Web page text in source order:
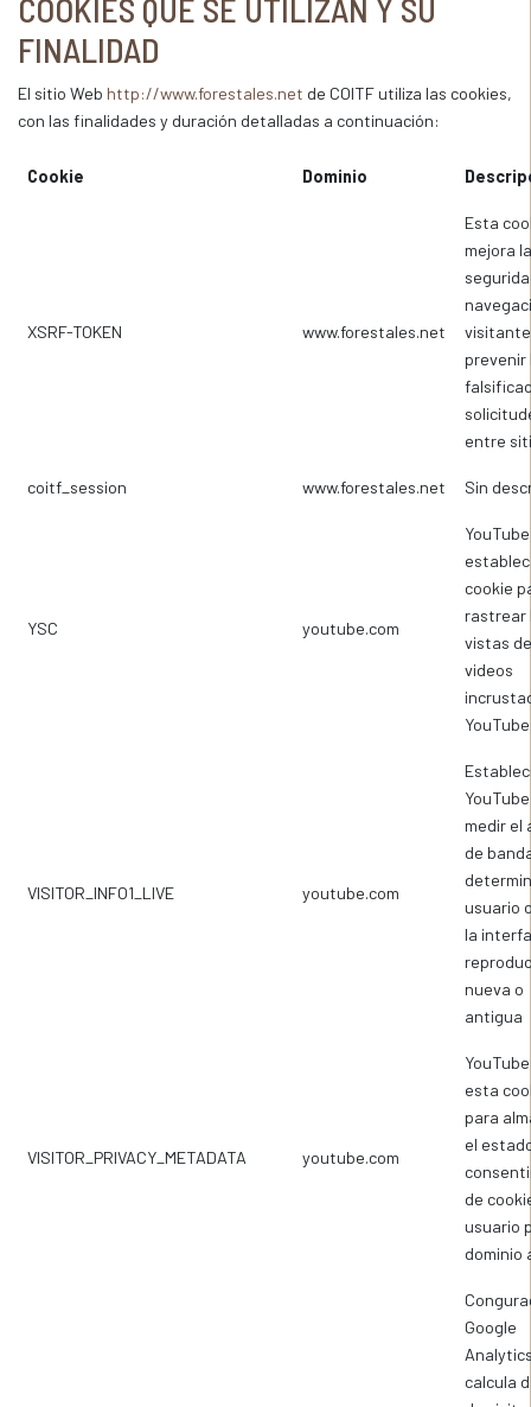
COOKIES QUE SE UTILIZAN Y SU
FINALIDAD
El sitio Web http://www.forestales.net de COITF utiliza las cookies,
con las finalidades y duración detalladas a continuación:
Cookie Dominio
XSRF-TOKEN www.forestales.net
Esta
mejora la
prevenir
entre
coitf_session www.forestales.net Sin
YSC youtube.com
YouTube
cookie
rastrear
vistas de
videos
VISITOR_INFO1_LIVE youtube.com
medir el
de
usuario
la
nueva o
antigua
VISITOR_PRIVACY_METADATA youtube.com
esta
para
el
de
usuario
dominio
Google
calcula